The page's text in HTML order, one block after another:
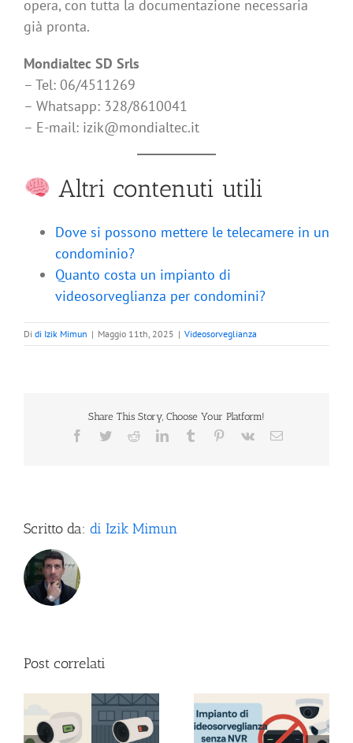
opera, con tutta la documentazione necessaria
già pronta.
Mondialtec SD Srls
– Tel: 06/4511269
– Whatsapp: 328/8610041
– E-mail: izik@mondialtec.it
Altri contenuti utili
Dove si possono mettere le telecamere in un
condominio?
Quanto costa un impianto di
videosorveglianza per condomini?
Di di Izik Mimun | Maggio 11th, 2025 | Videosorveglianza
Share This Story, Choose Your Platform!
Facebook
TwitterRedditLinkedInTumblr Pinterest
Vk Email
Scritto da: di Izik Mimun
Post correlati
Videosorveglianza IP